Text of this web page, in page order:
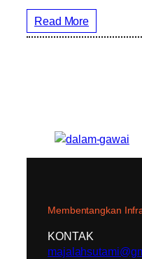
Read More
Membentangkan
KONTAK